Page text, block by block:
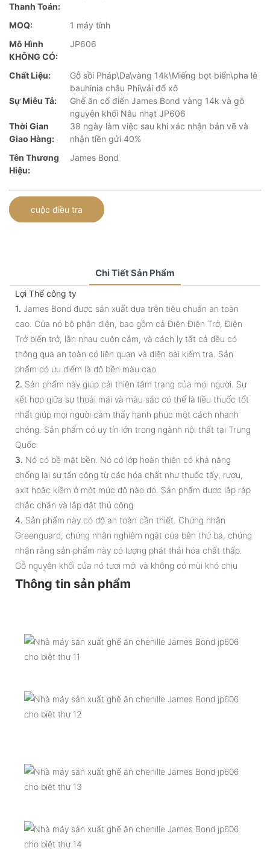
Thanh Toán:
MOQ:
1 máy tính
Mô Hình
KHÔNG CÓ:
JP606
Chất Liệu:
Gỗ sồi Pháp\Da\vàng 14k\Miếng bọt biển\pha lê
bauhinia châu Phi\vải đổ xô
Sự Miêu Tả:
Ghế ăn cổ điển James Bond vàng 14k và gỗ
nguyên khối Nâu nhạt JP606
Thời Gian
Giao Hàng:
38 ngày làm việc sau khi xác nhận bản vẽ và
nhận tiền gửi 40%
Tên Thương
Hiệu:
James Bond
cuộc điều tra
Chi Tiết Sản Phẩm
Lợi Thế công ty
1. James Bond được sản xuất dựa trên tiêu chuẩn an toàn
cao. Của nó bộ phận điện, bao gồm cả Điện Điện Trở, Điện
Trở biến trở, lẫn nhau cuộn cảm, và cách ly tất cả đều có
thông qua an toàn có liên quan và điện bài kiểm tra. Sản
phẩm có ưu điểm là độ bền màu cao
2. Sản phẩm này giúp cải thiện tâm trạng của mọi người. Sự
kết hợp giữa sự thoải mái và màu sắc có thể là liều thuốc tốt
nhất giúp mọi người cảm thấy hạnh phúc một cách nhanh
chóng. Sản phẩm có uy tín lớn trong ngành nội thất tại Trung
Quốc
3. Nó có bề mặt bền. Nó có lớp hoàn thiện có khả năng
chống lại sự tấn công từ các hóa chất như thuốc tẩy, rượu,
axit hoặc kiềm ở một mức độ nào đó. Sản phẩm được lắp ráp
chắc chắn và lắp đặt thủ công
4. Sản phẩm này có độ an toàn cần thiết. Chứng nhận
Greenguard, chứng nhận nghiêm ngặt của bên thứ ba, chứng
nhận rằng sản phẩm này có lượng phát thải hóa chất thấp.
Gỗ nguyên khối của nó tươi mới và không có mùi khó chịu
Thông tin sản phẩm